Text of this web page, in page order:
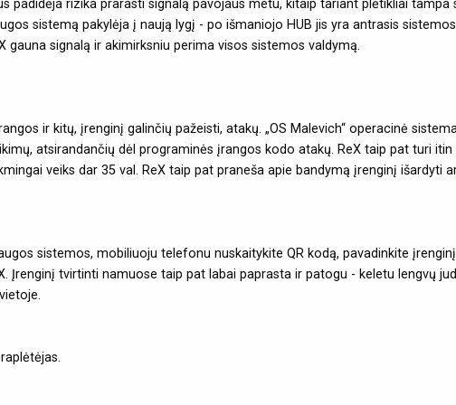
padidėja rizika prarasti signalą pavojaus metu, kitaip tariant plėtikliai tampa
sistemą pakylėja į naują lygį - po išmaniojo HUB jis yra antrasis
gauna signalą ir akimirksniu perima visos sistemos valdymą.
ir kitų, įrenginį galinčių pažeisti, atakų. „OS Malevich“ operacinė
atsirandančių dėl programinės įrangos kodo atakų. ReX taip pat turi
veiks dar 35 val. ReX taip pat praneša apie bandymą įrenginį išardyti
sistemos, mobiliuoju telefonu nuskaitykite QR kodą, pavadinkite
Įrenginį tvirtinti namuose taip pat labai paprasta ir patogu - keletu lengvų